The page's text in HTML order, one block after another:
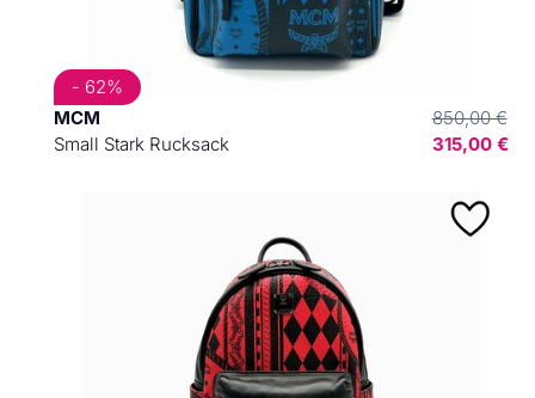
MCM
Small Stark Rucksack
850,00 €
315,00 €
- 62%